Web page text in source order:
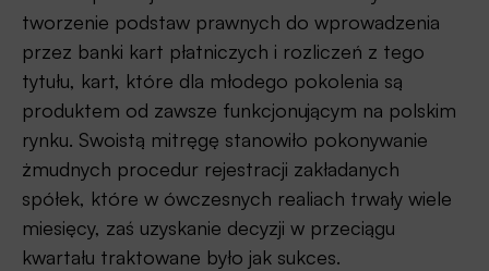
tworzenie podstaw prawnych do wprowadzenia
przez banki kart płatniczych i rozliczeń z tego
tytułu, kart, które dla młodego pokolenia są
produktem od zawsze funkcjonującym na polskim
rynku. Swoistą mitręgę stanowiło pokonywanie
żmudnych procedur rejestracji zakładanych
spółek, które w ówczesnych realiach trwały wiele
miesięcy, zaś uzyskanie decyzji w przeciągu
kwartału traktowane było jak sukces.